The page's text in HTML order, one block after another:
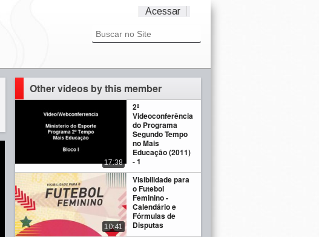
Acessar
Other videos by this member
2ª
Videoconferência
do Programa
Segundo Tempo
no Mais
Educação (2011)
- 1
17:38
Visibilidade para
o Futebol
Feminino -
Calendário e
Fórmulas de
Disputas
10:41